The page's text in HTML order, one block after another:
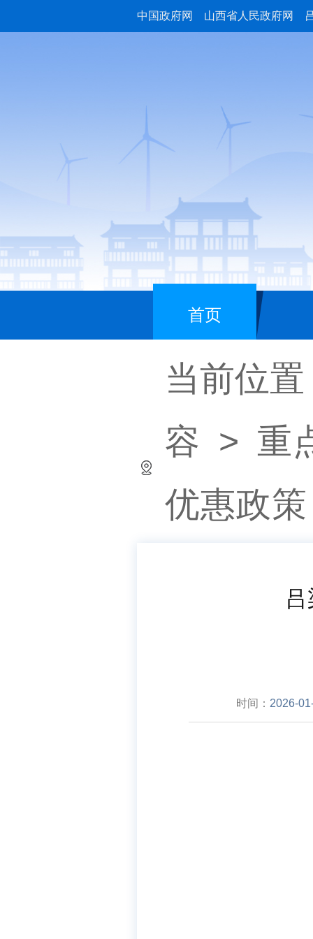
中国政府网 山西省人民政府网
首页
当前位
容 > 重
优惠政策
时间： 2026-